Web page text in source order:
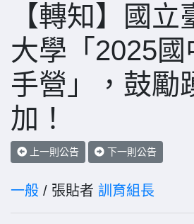
【轉知】國立
大學「2025國
手營」，鼓勵
加！
上一則公告 下一則公告
一般 / 張貼者 訓育組長